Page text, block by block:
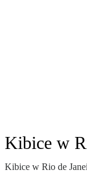
Kibice w
Kibice w Rio de